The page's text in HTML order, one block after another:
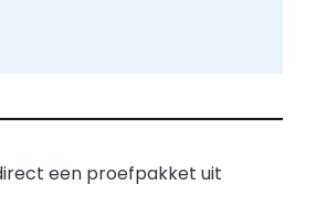
een proefpakket uit